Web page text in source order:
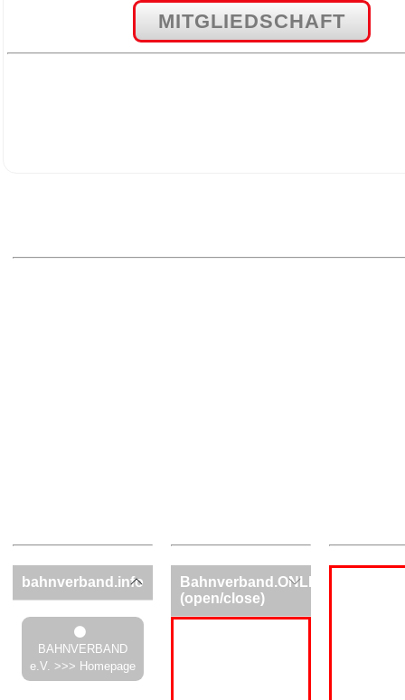
MITGLIEDSCHAFT
bahnverband.info
BAHNVERBAND
e.V. >>> Homepage
Bahnverband.ONLINE
(open/close)